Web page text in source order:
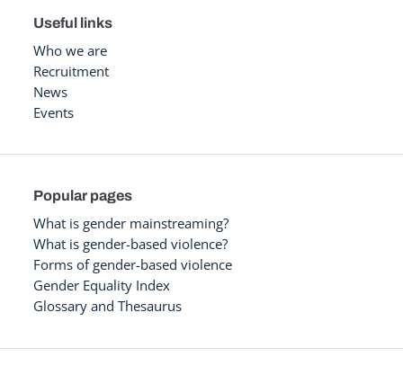
Useful links
Who we are
Recruitment
News
Events
Popular pages
What is gender mainstreaming?
What is gender-based violence?
Forms of gender-based violence
Gender Equality Index
Glossary and Thesaurus